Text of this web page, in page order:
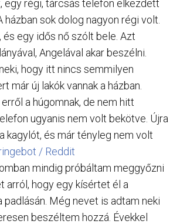
egy régi, tárcsás telefon elkezdett
házban sok dolog nagyon régi volt.
és egy idős nő szólt bele. Azt
Angelával akar beszélni.
hogy itt nincs semmilyen
már új lakók vannak a házban.
a húgomnak, de nem hitt
ugyanis nem volt bekötve. Újra
kagylót, és már tényleg nem volt
/ Reddit
mindig próbáltam meggyőzni
arról, hogy egy kísértet él a
padlásán. Még nevet is adtam neki
beszéltem hozzá. Évekkel